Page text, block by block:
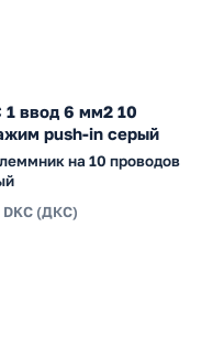
1 ввод 6 мм2 10
push-in серый
на 10 проводов
DKC (ДКС)